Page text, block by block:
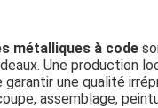
métalliques à code
Une production
garantir une qualité
assemblage,